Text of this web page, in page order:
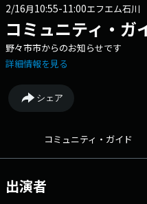
2/16月10:55-11:00エフエム石川
コミュニティ・ガ
野々市市からのお知らせです
詳細情報を見る
シェア
コミュニティ・ガイド
出演者